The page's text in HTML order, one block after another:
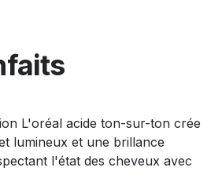
L'oréal acide ton-sur-ton crée
lumineux et une brillance
l'état des cheveux avec